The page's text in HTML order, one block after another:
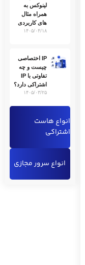
لینوکس به
همراه مثال
های کاربردی
۱۴۰۵/۰۴/۱۸
IP اختصاصی
چیست و چه
تفاوتی با IP
اشتراکی دارد؟
۱۴۰۵/۰۳/۲۵
انواع هاست
اشتراکی
انواع سرور مجازی